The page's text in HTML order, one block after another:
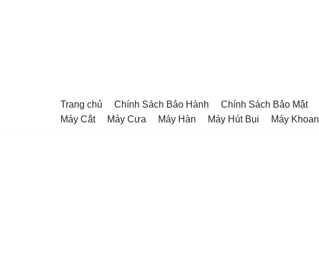
Trang chủ Chính Sách Bảo Hành Chính Sách Bảo Mật
Máy Cắt
Máy Cưa Máy Hàn Máy Hút Bụi Máy Khoan